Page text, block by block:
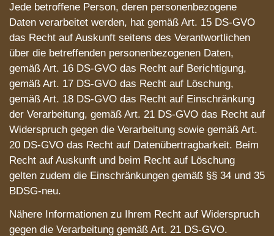
Jede betroffene Person, deren personenbezogene
Daten verarbeitet werden, hat gemäß Art. 15 DS-GVO
das Recht auf Auskunft seitens des Verantwortlichen
über die betreffenden personenbezogenen Daten,
gemäß Art. 16 DS-GVO das Recht auf Berichtigung,
gemäß Art. 17 DS-GVO das Recht auf Löschung,
gemäß Art. 18 DS-GVO das Recht auf Einschränkung
der Verarbeitung, gemäß Art. 21 DS-GVO das Recht auf
Widerspruch gegen die Verarbeitung sowie gemäß Art.
20 DS-GVO das Recht auf Datenübertragbarkeit. Beim
Recht auf Auskunft und beim Recht auf Löschung
gelten zudem die Einschränkungen gemäß §§ 34 und 35
BDSG-neu.
Nähere Informationen zu Ihrem Recht auf Widerspruch
gegen die Verarbeitung gemäß Art. 21 DS-GVO.